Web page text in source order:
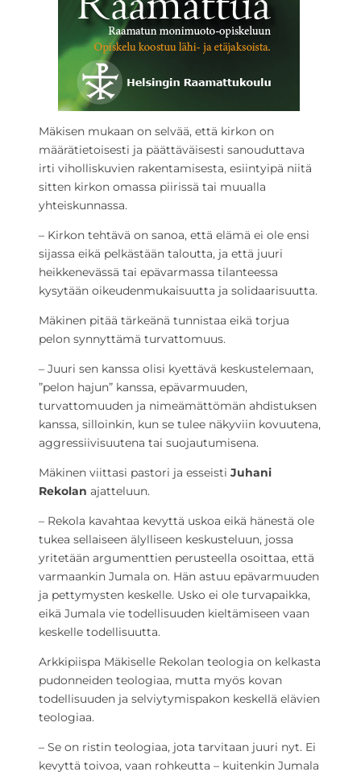
Mäkisen mukaan on selvää, että kirkon on
määrätietoisesti ja päättäväisesti sanouduttava
irti viholliskuvien rakentamisesta, esiintyipä niitä
sitten kirkon omassa piirissä tai muualla
yhteiskunnassa.
– Kirkon tehtävä on sanoa, että elämä ei ole ensi
sijassa eikä pelkästään taloutta, ja että juuri
heikkenevässä tai epävarmassa tilanteessa
kysytään oikeudenmukaisuutta ja solidaarisuutta.
Mäkinen pitää tärkeänä tunnistaa eikä torjua
pelon synnyttämä turvattomuus.
– Juuri sen kanssa olisi kyettävä keskustelemaan,
”pelon hajun” kanssa, epävarmuuden,
turvattomuuden ja nimeämättömän ahdistuksen
kanssa, silloinkin, kun se tulee näkyviin kovuutena,
aggressiivisuutena tai suojautumisena.
Mäkinen viittasi pastori ja esseisti Juhani
Rekolan ajatteluun.
– Rekola kavahtaa kevyttä uskoa eikä hänestä ole
tukea sellaiseen älylliseen keskusteluun, jossa
yritetään argumenttien perusteella osoittaa, että
varmaankin Jumala on. Hän astuu epävarmuuden
ja pettymysten keskelle. Usko ei ole turvapaikka,
eikä Jumala vie todellisuuden kieltämiseen vaan
keskelle todellisuutta.
Arkkipiispa Mäkiselle Rekolan teologia on kelkasta
pudonneiden teologiaa, mutta myös kovan
todellisuuden ja selviytymispakon keskellä elävien
teologiaa.
– Se on ristin teologiaa, jota tarvitaan juuri nyt. Ei
kevyttä toivoa, vaan rohkeutta – kuitenkin Jumala